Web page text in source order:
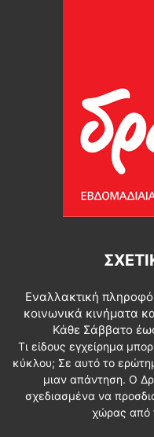
Εναλλακτική
κοινωνικά κινήματα
Κάθε Σάββατο
Τι είδους εγχείρημα
κύκλου; Σε αυτό το
μιαν απάντηση. Ο
σχεδιασμένα να
χώρας από